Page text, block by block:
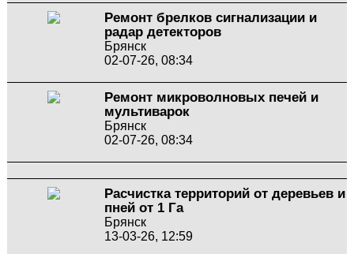
Ремонт брелков сигнализации и
радар детекторов
Брянск
02-07-26, 08:34
Ремонт микроволновых печей и
мультиварок
Брянск
02-07-26, 08:34
Расчистка территорий от деревьев и
пней от 1 Га
Брянск
13-03-26, 12:59